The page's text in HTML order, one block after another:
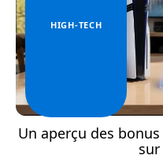
HIGH-TECH
Un aperçu des
sur